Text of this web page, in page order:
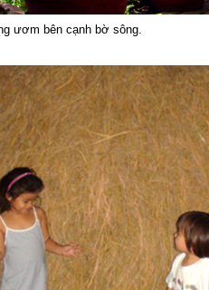
ươm bên cạnh bờ sông.